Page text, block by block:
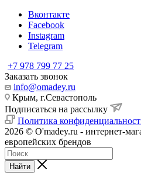
Вконтакте
Facebook
Instagram
Telegram
+7 978 799 77 25
Заказать звонок
info@omadey.ru
Крым, г.Севастополь
Подписаться на рассылку
Политика
2026 © O'madey.ru - интернет-
европейских брендов
Найти